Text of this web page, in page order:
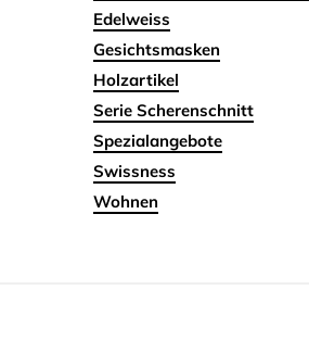
Edelweiss
Gesichtsmasken
Holzartikel
Serie Scherenschnitt
Spezialangebote
Swissness
Wohnen